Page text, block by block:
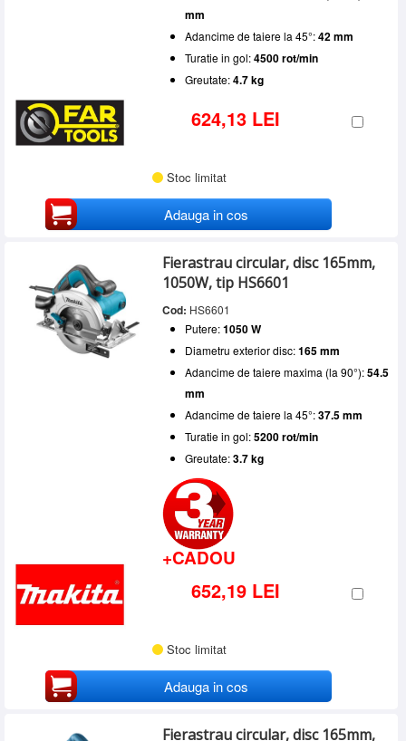
mm
Adancime de taiere la 45°:42 mm
Turatie in gol:4500 rot/min
Greutate:4.7 kg
624,13 LEI
Stoc limitat
Adauga in cos
Fierastrau circular, disc 165mm,
1050W, tip HS6601
Cod: HS6601
Putere:1050 W
Diametru exterior disc:165 mm
Adancime de taiere maxima (la 90°):54.5
mm
Adancime de taiere la 45°:37.5 mm
Turatie in gol:5200 rot/min
Greutate:3.7 kg
+CADOU
652,19 LEI
Stoc limitat
Adauga in cos
Fierastrau circular, disc 165mm,